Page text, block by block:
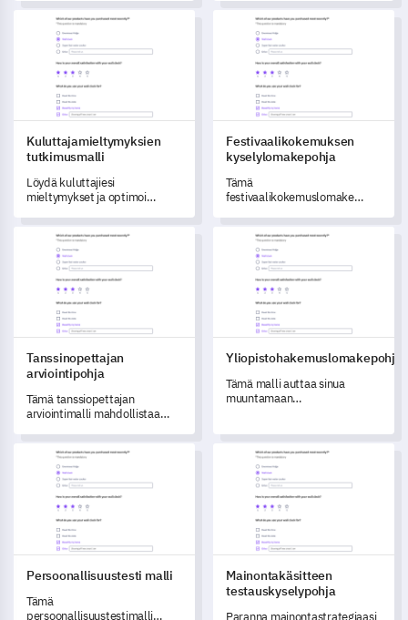
ymmärryksen johtamistaitojesi
tasosta ja tunnistamaan
kehittymisalueita.
muuntaa rutiinikäytäntöjesi
tehokkuuden.
Kuluttajamieltymyksien tutkimusmalli
Kuluttajamieltymyksien
tutkimusmalli
Löydä kuluttajiesi
mieltymykset ja optimoi
kyselymallin avulla.
Festivaalikokemuksen
Festivaalikokemuksen
kyselylomakepohja
Tämä
festivaalikokemuslomake
vieraiden tyytyväisyysasteista
ja mielipiteistä
festivaalitapahtumastasi.
Tanssinopettajan arviointipohja
Tanssinopettajan
arviointipohja
Tämä tanssiopettajan
arviointimalli mahdollistaa
ammattitaidon, opetuskykyjen
ja luokkaympäristön kattavan
arvioinnin.
Yliopistohakemuslomakepohja
Yliopistohakemuslomakepohja
Tämä malli auttaa sinua
muuntamaan
palautetta hakijoilta.
Persoonallisuustesti malli
Persoonallisuustesti malli
Tämä
persoonallisuustestimalli
Mainontakäsitteen
Mainontakäsitteen
testauskyselypohja
Paranna mainontastrategiaasi